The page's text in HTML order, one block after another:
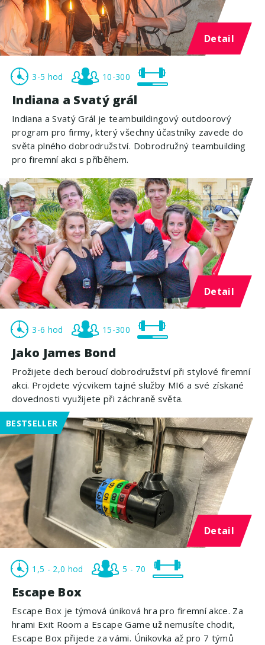
Detail
3-5 hod 10-300
Indiana a Svatý grál
Indiana a Svatý Grál je teambuildingový outdoorový
program pro firmy, který všechny účastníky zavede do
světa plného dobrodružství. Dobrodružný teambuilding
pro firemní akci s příběhem.
Detail
3-6 hod 15-300
Jako James Bond
Prožijete dech beroucí dobrodružství při stylové firemní
akci. Projdete výcvikem tajné služby MI6 a své získané
dovednosti využijete při záchraně světa.
BESTSELLER
Detail
1,5 - 2,0 hod 5 - 70
Escape Box
Escape Box je týmová úniková hra pro firemní akce. Za
hrami Exit Room a Escape Game už nemusíte chodit,
Escape Box přijede za vámi. Únikovka až pro 7 týmů